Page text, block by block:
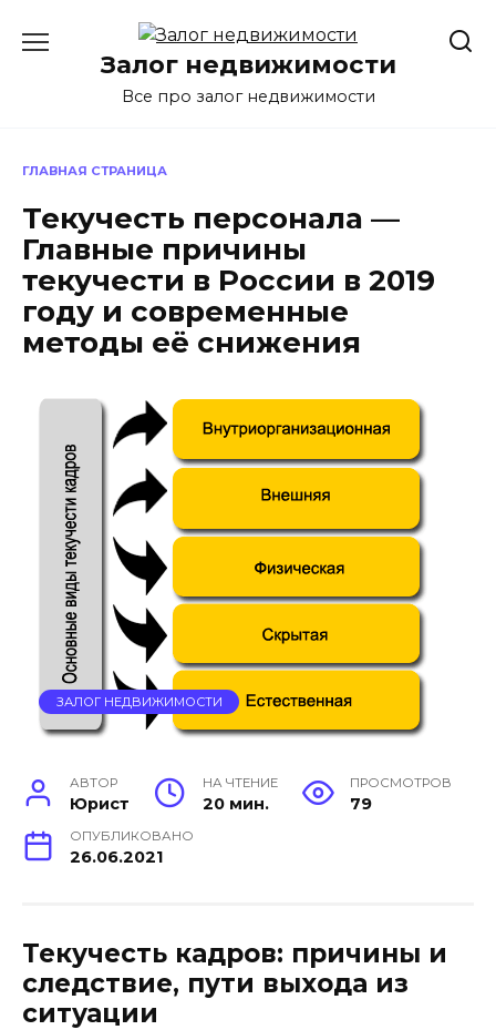
содержаниюЗалог недвижимости
Все про залог недвижимости
ГЛАВНАЯ СТРАНИЦА
Текучесть персонала —
Главные причины
текучести в России в 2019
году и современные
методы её снижения
ЗАЛОГ НЕДВИЖИМОСТИ
АВТОР
Юрист
НА ЧТЕНИЕ
20 мин.
ПРОСМОТРОВ
79
ОПУБЛИКОВАНО
26.06.2021
Текучесть кадров: причины и
следствие, пути выхода из
ситуации